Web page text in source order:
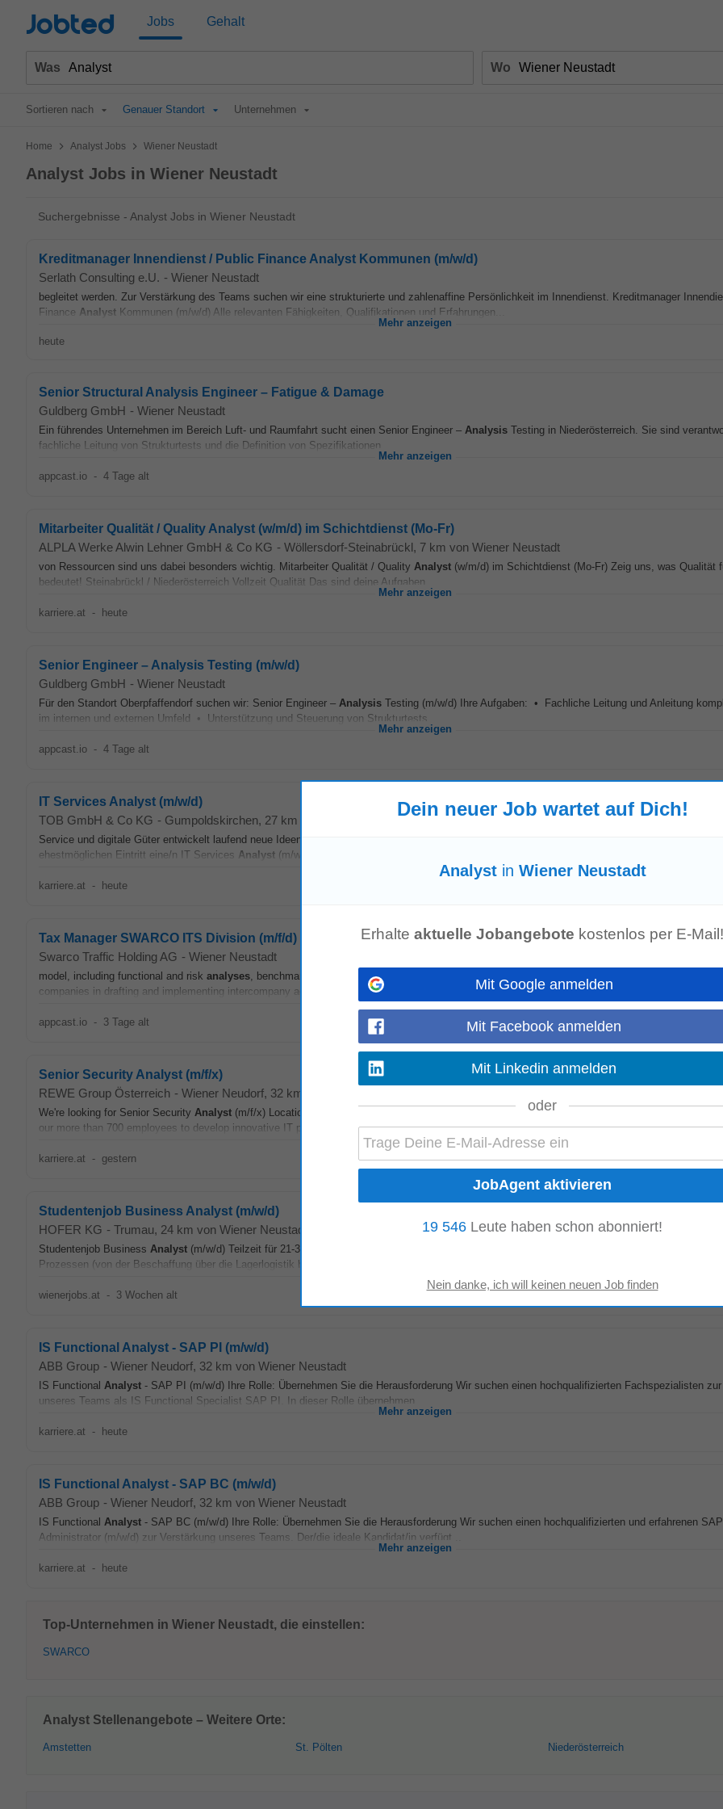
Jobted Jobs Gehalt
Was Wo
Sortieren nach Genauer Standort Unternehmen
Home > Analyst Jobs > Wiener Neustadt
Analyst Jobs in Wiener Neustadt
Suchergebnisse - Analyst Jobs in Wiener Neustadt
Kreditmanager Innendienst / Public Finance Analyst Kommunen (m/w/d)
Serlath Consulting e.U. - Wiener Neustadt
begleitet werden. Zur Verstärkung des Teams suchen wir eine strukturierte und zahlenaffine Persönlichkeit im Innendienst. Kreditmanager
Finance Analyst Kommunen (m/w/d) Alle relevanten Fähigkeiten, Qualifikationen und Erfahrungen...
Mehr anzeigen
heute
Senior Structural Analysis Engineer – Fatigue & Damage
Guldberg GmbH - Wiener Neustadt
Ein führendes Unternehmen im Bereich Luft- und Raumfahrt sucht einen Senior Engineer – Analysis Testing in Niederösterreich. Sie sind
fachliche Leitung von Strukturtests und die Definition von Spezifikationen...
Mehr anzeigen
appcast.io - 4 Tage alt
Mitarbeiter Qualität / Quality Analyst (w/m/d) im Schichtdienst (Mo-Fr)
ALPLA Werke Alwin Lehner GmbH & Co KG - Wöllersdorf-Steinabrückl, 7 km von Wiener Neustadt
von Ressourcen sind uns dabei besonders wichtig. Mitarbeiter Qualität / Quality Analyst (w/m/d) im Schichtdienst (Mo-Fr) Zeig uns, was Qualität
bedeutet! Steinabrückl / Niederösterreich Vollzeit Qualität Das sind deine Aufgaben...
Mehr anzeigen
karriere.at - heute
Senior Engineer – Analysis Testing (m/w/d)
Guldberg GmbH - Wiener Neustadt
Für den Standort Oberpfaffendorf suchen wir: Senior Engineer – Analysis Testing (m/w/d) Ihre Aufgaben: • Fachliche Leitung und Anleitung
im internen und externen Umfeld • Unterstützung und Steuerung von Strukturtests...
Mehr anzeigen
appcast.io - 4 Tage alt
IT Services Analyst (m/w/d)
TOB GmbH & Co KG - Gumpoldskirchen, 27 km von Wiener Neustadt
Service und digitale Güter entwickelt laufend neue Ideen und Lösungen für unsere Partner:innen. Zur Verstärkung unseres IT-Teams suchen wir
ehestmöglichen Eintritt eine/n IT Services Analyst (m/w/d) (Vollzeit - 38 Stundenwoche) IT...
Mehr anzeigen
karriere.at - heute
Tax Manager SWARCO ITS Division (m/f/d)
Swarco Traffic Holding AG - Wiener Neustadt
model, including functional and risk analyses, benchmarking studies, intercompany agreements, and annual transfer pricing documentation •
companies in drafting and implementing intercompany agreements, including service level agreements...
Mehr anzeigen
appcast.io - 3 Tage alt
Senior Security Analyst (m/f/x)
REWE Group Österreich - Wiener Neudorf, 32 km von Wiener Neustadt
We're looking for Senior Security Analyst (m/f/x) Location: Wiener Neudorf Working hours: Full-time As the IT of the REWE Group Austria, we
our more than 700 employees to develop innovative IT products and services...
Mehr anzeigen
karriere.at - gestern
Studentenjob Business Analyst (m/w/d)
HOFER KG - Trumau, 24 km von Wiener Neustadt
Studentenjob Business Analyst (m/w/d) Teilzeit für 21-30 Stunden/Woche Aufgaben, die mich erwarten Unterstützen bei der Optimierung von
Prozessen (von der Beschaffung über die Lagerlogistik bis hin zur Transportlogistik) fachliches...
wienerjobs.at - 3 Wochen alt
IS Functional Analyst - SAP PI (m/w/d)
ABB Group - Wiener Neudorf, 32 km von Wiener Neustadt
IS Functional Analyst - SAP PI (m/w/d) Ihre Rolle: Übernehmen Sie die Herausforderung Wir suchen einen hochqualifizierten Fachspezialisten
unseres Teams als IS Functional Specialist SAP PI. In dieser Rolle übernehmen...
Mehr anzeigen
karriere.at - heute
IS Functional Analyst - SAP BC (m/w/d)
ABB Group - Wiener Neudorf, 32 km von Wiener Neustadt
IS Functional Analyst - SAP BC (m/w/d) Ihre Rolle: Übernehmen Sie die Herausforderung Wir suchen einen hochqualifizierten und erfahrenen
Administrator (m/w/d) zur Verstärkung unseres Teams. Der/die ideale Kandidat/in verfügt...
Mehr anzeigen
karriere.at - heute
Top-Unternehmen in Wiener Neustadt, die einstellen:
SWARCO
Analyst Stellenangebote – Weitere Orte:
Amstetten St. Pölten Niederösterreich
Dein neuer Job wartet auf Dich!
Analystin Wiener Neustadt
Erhalte aktuelle Jobangebote kostenlos per E-Mail!
Mit Google anmelden
Mit Facebook anmelden
Mit Linkedin anmelden
oder
19 546 Leute haben schon abonniert!